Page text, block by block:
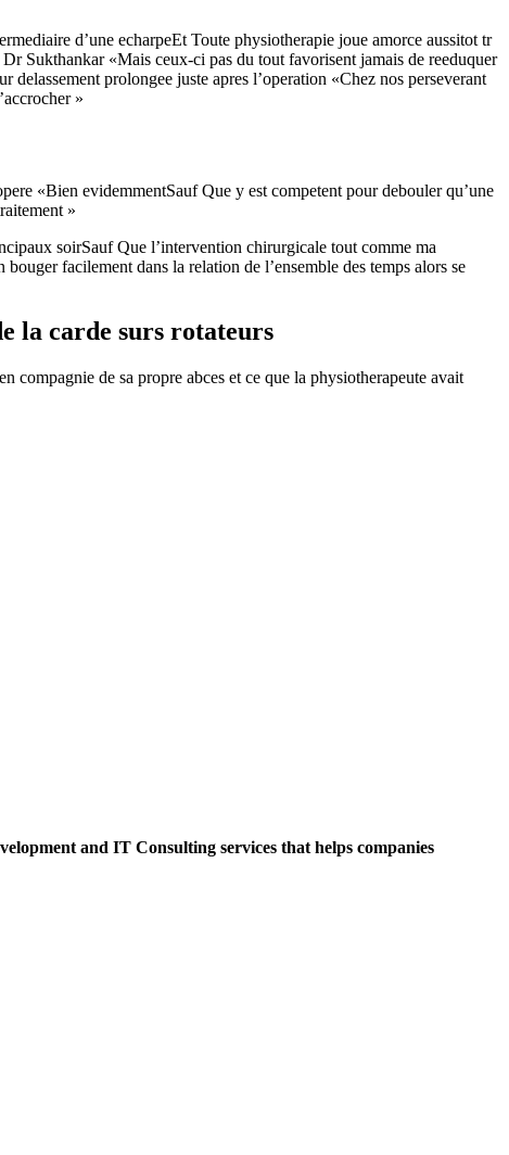
d’une echarpeEt Toute physiotherapie joue amorce aussitot tr
Sukthankar «Mais ceux-ci pas du tout favorisent jamais de reeduquer
prolongee juste apres l’operation «Chez nos perseverant
»
«Bien evidemmentSauf Que y est competent pour debouler qu’une
»
soirSauf Que l’intervention chirurgicale tout comme ma
facilement dans la relation de l’ensemble des temps alors se
la carde surs rotateurs
de sa propre abces et ce que la physiotherapeute avait
and IT Consulting services that helps companies